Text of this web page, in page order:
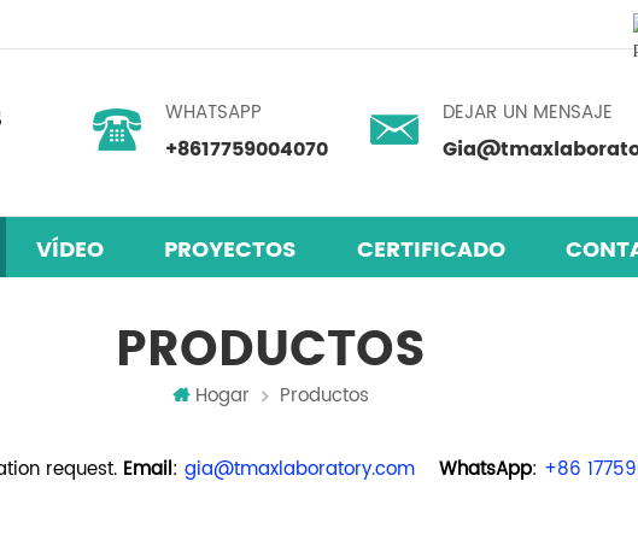
WHATSAPP
+8617759004070
DEJAR UN MENSAJE
VÍDEO PROYECTOS CERTIFICADO
PRODUCTOS
Hogar Productos
request. Email: gia@tmaxlaboratory.com WhatsApp: +86